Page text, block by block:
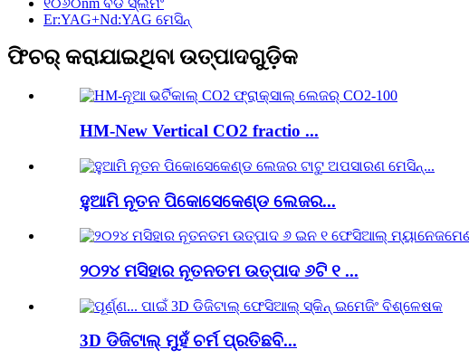
Er:YAG+Nd:YAG ମେସିନ୍
ଫିଚର୍ କରାଯାଇଥିବା ଉତ୍ପାଦଗୁଡ଼ିକ
HM-New Vertical CO2 fractio ...
ହୁଆମି ନୂତନ ପିକୋସେକେଣ୍ଡ ଲେଜର...
୨୦୨୪ ମସିହାର ନୂତନତମ ଉତ୍ପାଦ ୬ଟି ୧ ...
3D ଡିଜିଟାଲ୍ ମୁହଁ ଚର୍ମ ପ୍ରତିଛବି...